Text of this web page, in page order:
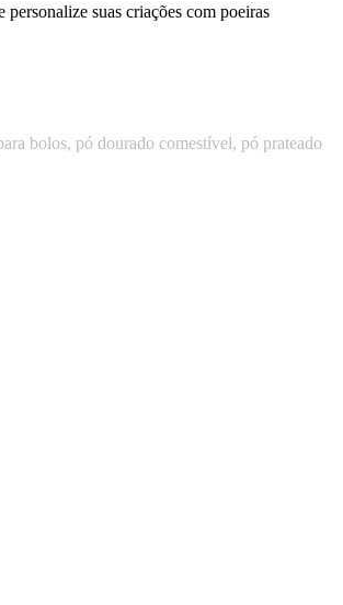
suas criações com poeiras
bolos, pó dourado comestível, pó prateado